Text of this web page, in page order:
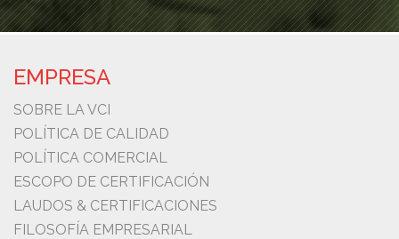
EMPRESA
SOBRE LA VCI
POLÍTICA DE CALIDAD
POLÍTICA COMERCIAL
ESCOPO DE CERTIFICACIÓN
LAUDOS & CERTIFICACIONES
FILOSOFÍA EMPRESARIAL